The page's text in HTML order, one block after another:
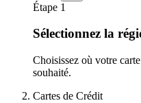
Étape 1
Sélectionnez la
Choisissez où votre
souhaité.
Cartes de Crédit